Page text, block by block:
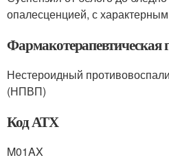
опалесценцией, с
Фармакотерапевтическая
Нестероидный
(НПВП)
Код АТХ
M01AX